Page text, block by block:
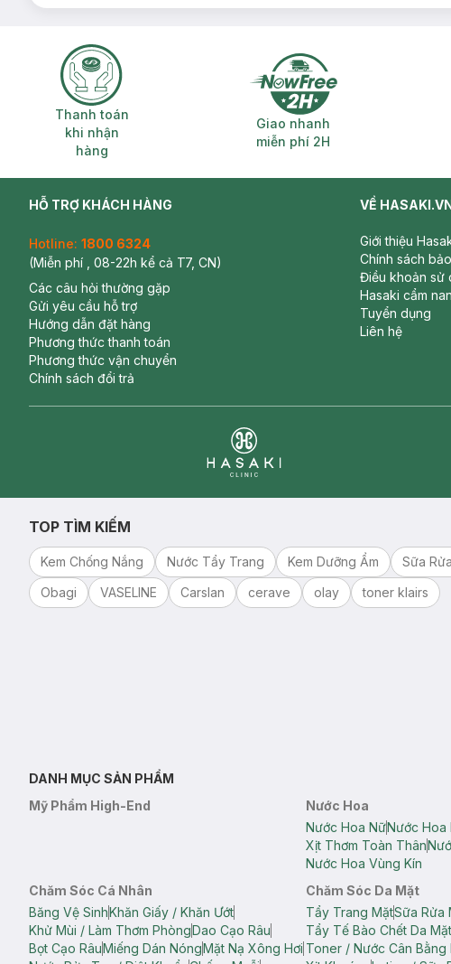
Thanh toán khi nhận hàng
Thanh toán
khi nhận
hàng
Giao nhanh miễn phí 2H
Giao nhanh
miễn phí 2H
HỖ TRỢ KHÁCH HÀNG
Hotline: 1800 6324
(Miễn phí , 08-22h kể cả T7, CN)
Các câu hỏi thường gặp
Gửi yêu cầu hỗ trợ
Hướng dẫn đặt hàng
Phương thức thanh toán
Phương thức vận chuyển
Chính sách đổi trả
VỀ
Giới thiệu
Chính sách
Điều khoản sử
Hasaki cẩm
Tuyển dụng
Liên hệ
TOP TÌM KIẾM
Kem Chống Nắng Nước Tẩy Trang Kem Dưỡng Ẩm Sữa
Obagi
VASELINE Carslan cerave olay toner klairs
DANH MỤC SẢN PHẨM
Mỹ Phẩm High-End
Nước Hoa
Nước Hoa NữNước Hoa
Xịt Thơm Toàn Thân
Nước Hoa Vùng Kín
Chăm Sóc Cá Nhân
Băng Vệ SinhKhăn Giấy / Khăn Ướt
Khử Mùi / Làm Thơm PhòngDao Cạo Râu
Bọt Cạo RâuMiếng Dán NóngMặt Nạ Xông Hơi
Chăm Sóc Da Mặt
Tẩy Trang MặtSữa Rửa
Tẩy Tế Bào Chết Da Mặt
Toner / Nước Cân Bằng